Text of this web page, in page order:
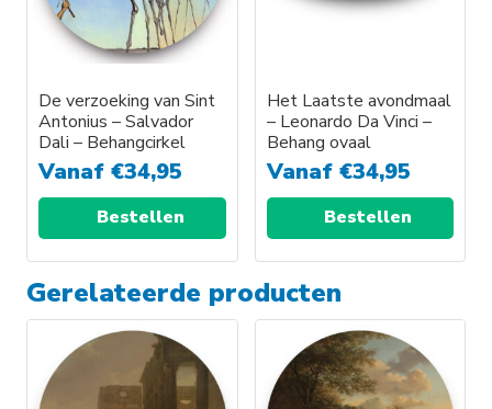
optie
kan
gekozen
worden
op
de
productpagina
optie
worden
op
de
productpagina
De verzoeking van Sint
Antonius – Salvador
Dali – Behangcirkel
Vanaf €34,95
Bestellen
product
heeft
meerdere
variaties.
Het Laatste avondmaal
– Leonardo Da Vinci –
Behang ovaal
Vanaf €34,95
Bestellen
heeft
meerdere
variaties.
Gerelateerde producten